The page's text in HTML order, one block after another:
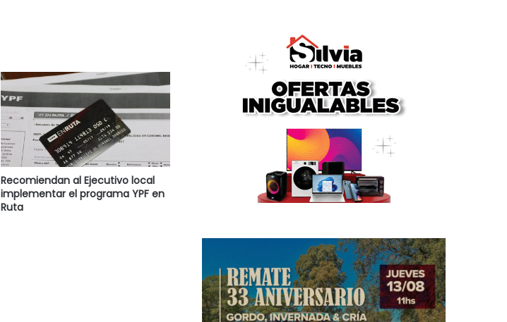
Recomiendan al Ejecutivo local
implementar el programa YPF en
Ruta